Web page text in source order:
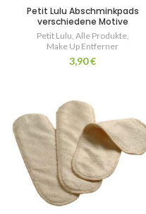
Petit Lulu Abschminkpads
verschiedene Motive
Petit Lulu, Alle Produkte,
Make Up Entferner
3,90€